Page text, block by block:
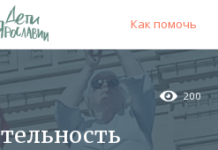
Как помочь
200